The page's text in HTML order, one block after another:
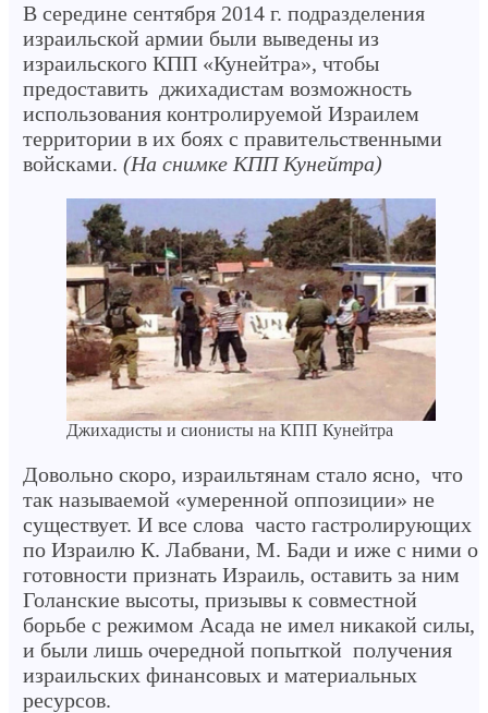
В середине сентября 2014 г. подразделения
израильской армии были выведены из
израильского КПП «Кунейтра», чтобы
предоставить джихадистам возможность
использования контролируемой Израилем
территории в их боях с правительственными
войсками. (На снимке КПП Кунейтра)
Джихадисты и сионисты на КПП Кунейтра
Довольно скоро, израильтянам стало ясно, что
так называемой «умеренной оппозиции» не
существует. И все слова часто гастролирующих
по Израилю К. Лабвани, М. Бади и иже с ними о
готовности признать Израиль, оставить за ним
Голанские высоты, призывы к совместной
борьбе с режимом Асада не имел никакой силы,
и были лишь очередной попыткой получения
израильских финансовых и материальных
ресурсов.